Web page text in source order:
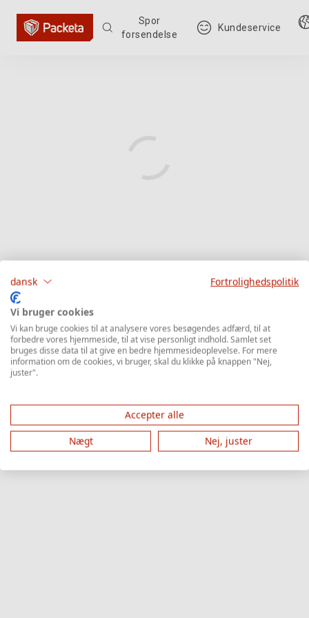
Spor
forsendelse
Kundeservice
dansk Fortrolighedspolitik
Vi bruger cookies
Vi kan bruge cookies til at analysere vores besøgendes adfærd, til at
forbedre vores hjemmeside, til at vise personligt indhold. Samlet set
bruges disse data til at give en bedre hjemmesideoplevelse. For mere
information om de cookies, vi bruger, skal du klikke på knappen "Nej,
juster".
Accepter alle
Nægt
Nej, juster